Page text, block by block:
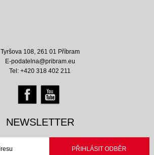
Tyršova 108, 261 01 Příbram
E-podatelna@pribram.eu
Tel: +420 318 402 211
NEWSLETTER